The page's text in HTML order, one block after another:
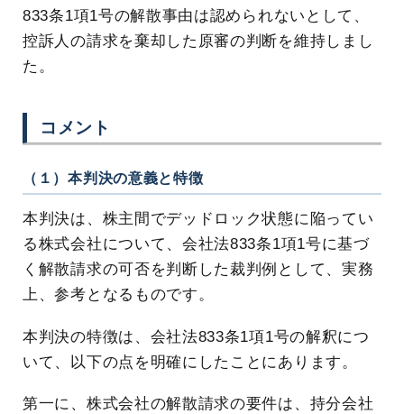
833条1項1号の解散事由は認められないとして、
控訴人の請求を棄却した原審の判断を維持しまし
た。
コメント
（１）本判決の意義と特徴
本判決は、株主間でデッドロック状態に陥ってい
る株式会社について、会社法833条1項1号に基づ
く解散請求の可否を判断した裁判例として、実務
上、参考となるものです。
本判決の特徴は、会社法833条1項1号の解釈につ
いて、以下の点を明確にしたことにあります。
第一に、株式会社の解散請求の要件は、持分会社